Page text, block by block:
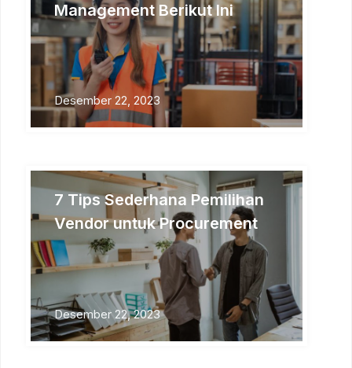
Management Berikut Ini
Desember 22, 2023
7 Tips Sederhana Pemilihan
Vendor untuk Procurement
Desember 22, 2023